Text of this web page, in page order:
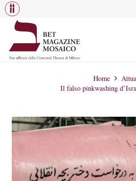
Home
Il falso pinkwashing